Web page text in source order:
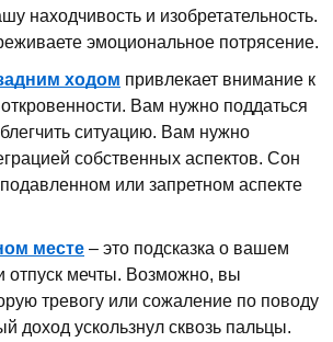
находчивость и изобретательность.
эмоциональное потрясение.
ходом привлекает внимание к
Вам нужно поддаться
ситуацию. Вам нужно
собственных аспектов. Сон
или запретном аспекте
месте – это подсказка о вашем
отпуск мечты. Возможно, вы
тревогу или сожаление по поводу
доход ускользнул сквозь пальцы.